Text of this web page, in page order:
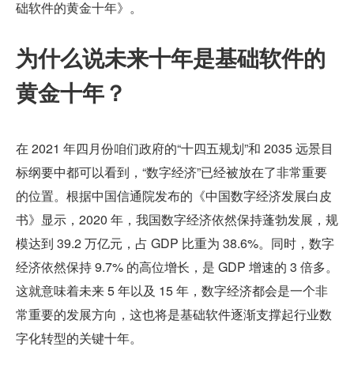
础软件的黄金十年》。
为什么说未来十年是基础软件的
黄金十年？
在 2021 年四月份咱们政府的“十四五规划”和 2035 远景目
标纲要中都可以看到，“数字经济”已经被放在了非常重要
的位置。根据中国信通院发布的《中国数字经济发展白皮
书》显示，2020 年，我国数字经济依然保持蓬勃发展，规
模达到 39.2 万亿元，占 GDP 比重为 38.6%。同时，数字
经济依然保持 9.7% 的高位增长，是 GDP 增速的 3 倍多。
这就意味着未来 5 年以及 15 年，数字经济都会是一个非
常重要的发展方向，这也将是基础软件逐渐支撑起行业数
字化转型的关键十年。